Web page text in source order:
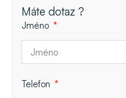
Máte dotaz ?
Jméno
Telefon